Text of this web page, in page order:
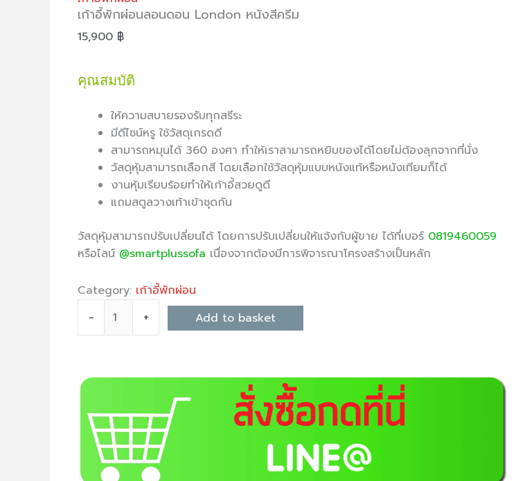
เก้าอี้พักผ่อนลอนดอน London หนังสีครีม
15,900 ฿
คุณสมบัติ
ให้ความสบายรองรับทุกสรีระ
มีดีไซน์หรู ใช้วัสดุเกรดดี
สามารถหมุนได้ 360 องศา ทำให้เราสามารถหยิบของได้โดยไม่ต้องลุกจากที่นั่ง
วัสดุหุ้มสามารถเลือกสี โดยเลือกใช้วัสดุหุ้มแบบหนังแท้หรือหนังเทียมก็ได้
งานหุ้มเรียบร้อยทำให้เก้าอี้สวยดูดี
แถมสตูลวางเท้าเข้าชุดกัน
วัสดุหุ้มสามารถปรับเปลี่ยนได้ โดยการปรับเปลี่ยนให้แจ้งกับผู้ขาย ได้ที่เบอร์ 0819460059
หรือไลน์ @smartplussofa เนื่องจากต้องมีการพิจารณาโครงสร้างเป็นหลัก
Category: เก้าอี้พักผ่อน
- + Add to basket